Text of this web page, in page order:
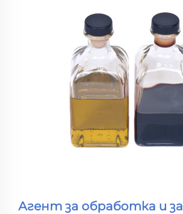
Агент за обработка и